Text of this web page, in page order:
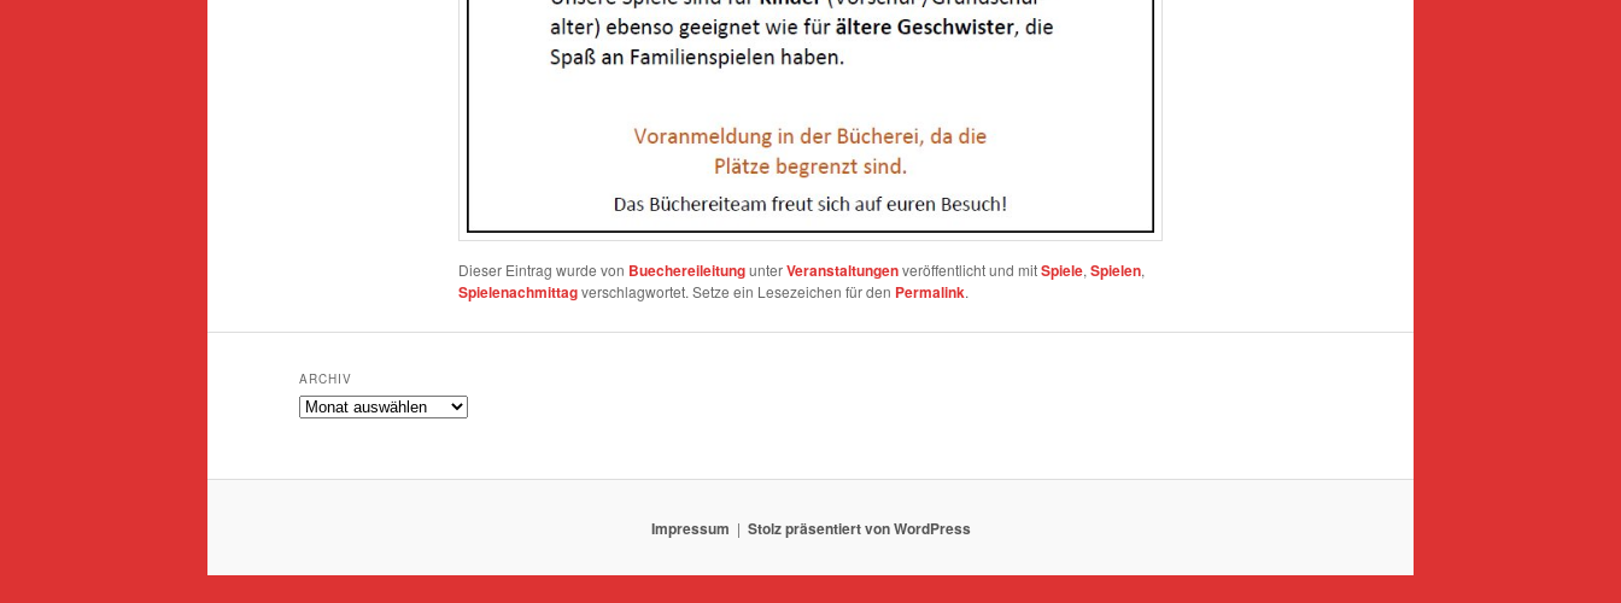
Dieser Eintrag wurde von BuechereileitungunterVeranstaltungenveröffentlicht und mitSpiele, Spielen,
Spielenachmittagverschlagwortet. Setze ein Lesezeichen für den Permalink.
ARCHIV
Archiv
Impressum Stolz präsentiert von WordPress